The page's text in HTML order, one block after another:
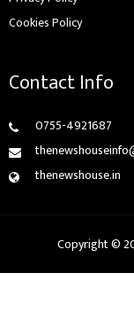
Cookies Policy
Contact Info
0755-4921687
thenewshouse.in
Copyright ©